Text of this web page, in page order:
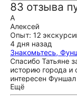
83 отзыва
А
Алексей
Опыт: 12
4 дня назад
Знакомьтесь,
Спасибо Татьяне
историю города и
интересен
Ещё